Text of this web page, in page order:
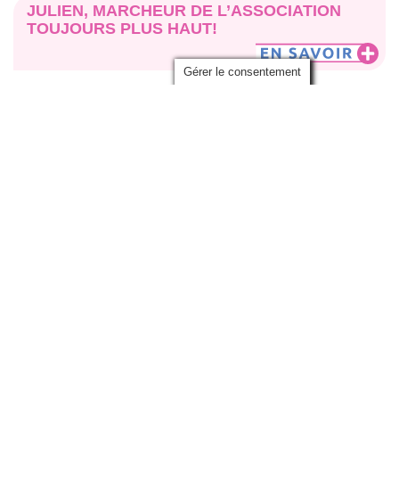
JULIEN, MARCHEUR DE L’ASSOCIATION
TOUJOURS PLUS HAUT!
En savoir plus
Gérer le consentement